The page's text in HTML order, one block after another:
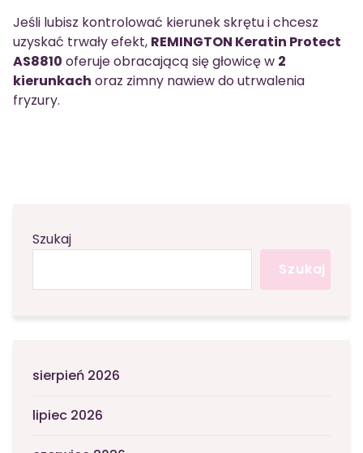
Jeśli lubisz kontrolować kierunek skrętu i chcesz
uzyskać trwały efekt, REMINGTON Keratin Protect
AS8810 oferuje obracającą się głowicę w 2
kierunkach oraz zimny nawiew do utrwalenia
fryzury.
Szukaj
Szukaj
sierpień 2026
lipiec 2026